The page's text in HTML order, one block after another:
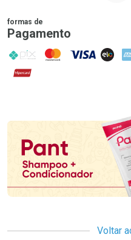
formas de
Pagamento
PIX MasterCard
VISA ELO
Hipercard
Promoção em
Voltar